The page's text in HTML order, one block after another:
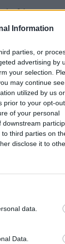
Information
parties, or
advertising by
your selection.
may continue
utilized by us or
prior to your opt-
of your personal
downstream
to third parties on
disclose it to
data.
Data.
pomysłów
dzieci oraz
rodzicom